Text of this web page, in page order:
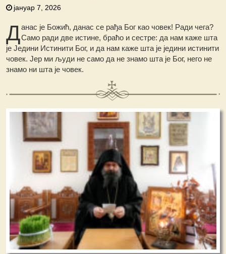
јануар 7, 2026
Данас је Божић, данас се рађа Бог као човек! Ради чега?
Само ради две истине, браћо и сестре: да нам каже шта
је Једини Истинити Бог, и да нам каже шта је једини истинити
човек. Јер ми људи не само да не знамо шта је Бог, него не
знамо ни шта је човек.